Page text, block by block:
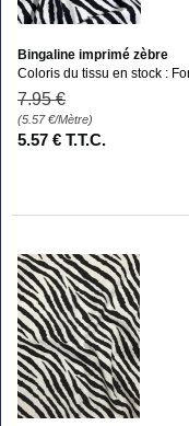
Bingaline imprimé zèbre
Coloris du tissu en stock :
7.95 €
(5.57€/Mètre)
5.57 € T.T.C.